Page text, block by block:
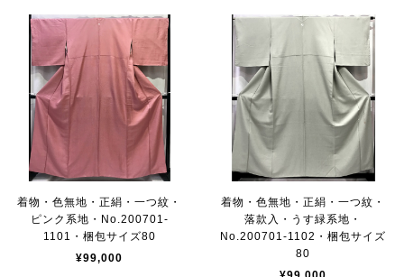
着物・色無地・正絹・一つ紋・
ピンク系地・No.200701-
1101・梱包サイズ80
¥99,000
着物・色無地・正絹・一つ紋・
落款入・うす緑系地・
No.200701-1102・梱包サイズ
80